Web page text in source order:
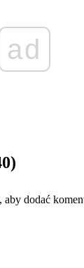
ad
dodać